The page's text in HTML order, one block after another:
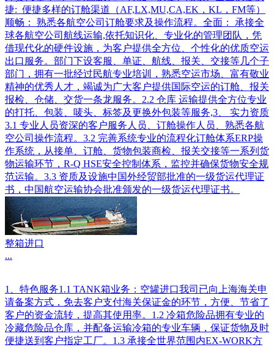
捷: 便捷多样的订舱渠道（AF,LX,MU,CA,EK，KL，FM等）
顺畅： 熟悉各航空公司订舱要求及操作流程。全面： 承接全
球各航空公司航线运输,依托知识化、专业化的管理团队，凭
借现代化的硬件设施，为客户提供全方位、个性化的优质空运
出口服务。部门下设客服、单证、航线、报关、交接等几个子
部门，拥有一批经过民航专业培训，熟悉空运市场、富有敬业
精神的优秀人才，竭诚为广大客户提供国际空运的订舱、报关
报检、仓储、交货一条龙服务。2.2 仓库 运输提供全方位专业
的打托、包装、唛头、标签及更换外包装等服务,3、 实力资质
3.1 专业人员资深的客户服务人员、订舱操作人员、熟悉各航
空公司操作流程。3.2 完善系统专业的流程化订舱体系ERP操
作系统，从接单、订舱、货物包装商检、报关交接等一系列货
物运输环节，R-Q HSE安全控制体系，监控并确保货物安全规
范运输。3.3 资质及设施中国外经贸部批准的一级货运代理证
书，中国航空运输协会批准颁发的一级货运代理证书。
整箱进口
...
1、特色服务1.1 TANK箱业务：空罐进口我司已向上海海关申
请备案方式，免去客户支付海关保证金的环节，方便、节省了
客户的资金流转，提高其使用率。1.2 冷箱危险品拥有专业的
冷藏危险品仓库，并配备运输冷箱的专业车辆，保证货物及时
便捷送到客户指定工厂。1.3 承接全世界范围内EX-WORK方